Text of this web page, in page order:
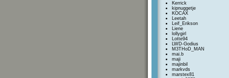
Kerrick
kipnuggetje
KOCAX
Leetah
Leif_Erikson
Liene
lollygirl
Lotte94
LWD-Godius
M3THoD_MAN
mai.b
maji
majinbil
markvds
marstex81